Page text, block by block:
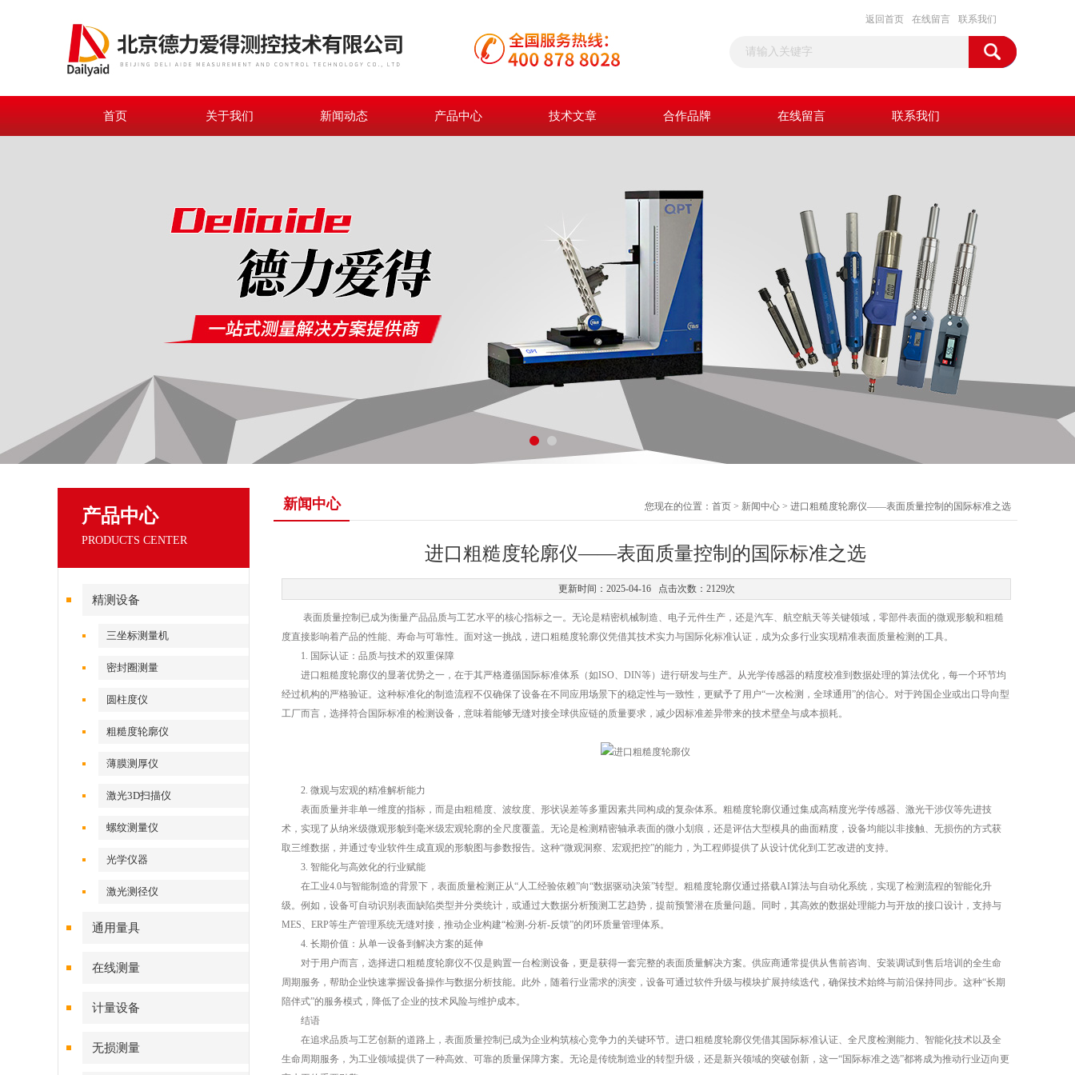
返回首页 在线留言 联系我们
首页 关于我们 新闻动态 产品中心 技术文章 合作品牌 在线留言 联系我们
产品中心
PRODUCTS CENTER
精测设备
三坐标测量机
密封圈测量
圆柱度仪
粗糙度轮廓仪
薄膜测厚仪
激光3D扫描仪
螺纹测量仪
光学仪器
激光测径仪
通用量具
在线测量
计量设备
无损测量
新闻中心 您现在的位置： 首页 > 新闻中心 > 进口粗糙度轮廓仪——表面质量控制的国际标准之选
进口粗糙度轮廓仪——表面质量控制的国际标准之选
更新时间：2025-04-16 点击次数：2129次
表面质量控制已成为衡量产品品质与工艺水平的核心指标之一。无论是精密机械制造、电子元件生产，还是汽车、航空航天等关键领域，零部件表面的微观形貌和粗糙
度直接影响着产品的性能、寿命与可靠性。面对这一挑战，进口粗糙度轮廓仪凭借其技术实力与国际化标准认证，成为众多行业实现精准表面质量检测的工具。
1. 国际认证：品质与技术的双重保障
进口粗糙度轮廓仪的显著优势之一，在于其严格遵循国际标准体系（如ISO、DIN等）进行研发与生产。从光学传感器的精度校准到数据处理的算法优化，每一个环节均
经过机构的严格验证。这种标准化的制造流程不仅确保了设备在不同应用场景下的稳定性与一致性，更赋予了用户“一次检测，全球通用”的信心。对于跨国企业或出口导向型
工厂而言，选择符合国际标准的检测设备，意味着能够无缝对接全球供应链的质量要求，减少因标准差异带来的技术壁垒与成本损耗。
2. 微观与宏观的精准解析能力
表面质量并非单一维度的指标，而是由粗糙度、波纹度、形状误差等多重因素共同构成的复杂体系。粗糙度轮廓仪通过集成高精度光学传感器、激光干涉仪等先进技
术，实现了从纳米级微观形貌到毫米级宏观轮廓的全尺度覆盖。无论是检测精密轴承表面的微小划痕，还是评估大型模具的曲面精度，设备均能以非接触、无损伤的方式获
取三维数据，并通过专业软件生成直观的形貌图与参数报告。这种“微观洞察、宏观把控”的能力，为工程师提供了从设计优化到工艺改进的支持。
3. 智能化与高效化的行业赋能
在工业4.0与智能制造的背景下，表面质量检测正从“人工经验依赖”向“数据驱动决策”转型。粗糙度轮廓仪通过搭载AI算法与自动化系统，实现了检测流程的智能化升
级。例如，设备可自动识别表面缺陷类型并分类统计，或通过大数据分析预测工艺趋势，提前预警潜在质量问题。同时，其高效的数据处理能力与开放的接口设计，支持与
MES、ERP等生产管理系统无缝对接，推动企业构建“检测-分析-反馈”的闭环质量管理体系。
4. 长期价值：从单一设备到解决方案的延伸
对于用户而言，选择进口粗糙度轮廓仪不仅是购置一台检测设备，更是获得一套完整的表面质量解决方案。供应商通常提供从售前咨询、安装调试到售后培训的全生命
周期服务，帮助企业快速掌握设备操作与数据分析技能。此外，随着行业需求的演变，设备可通过软件升级与模块扩展持续迭代，确保技术始终与前沿保持同步。这种“长期
陪伴式”的服务模式，降低了企业的技术风险与维护成本。
结语
在追求品质与工艺创新的道路上，表面质量控制已成为企业构筑核心竞争力的关键环节。进口粗糙度轮廓仪凭借其国际标准认证、全尺度检测能力、智能化技术以及全
生命周期服务，为工业领域提供了一种高效、可靠的质量保障方案。无论是传统制造业的转型升级，还是新兴领域的突破创新，这一“国际标准之选”都将成为推动行业迈向更